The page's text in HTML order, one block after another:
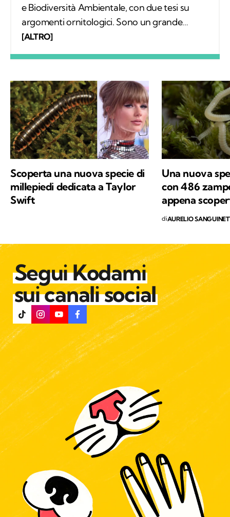
e Biodiversità Ambientale, con due tesi su
argomenti ornitologici. Sono un grande
appassionato di escursionismo e di scienze e
scrittura è la mia più grande passione.
[ALTRO]
Scoperta una nuova specie di
millepiedi dedicata a Taylor
Swift
Una nuova
con 486
appena
diAURELIO
Segui Kodami
sui canali social